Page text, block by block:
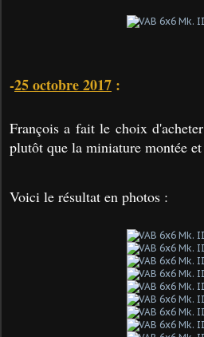
-25 octobre 2017 :
François a fait le choix
plutôt que la miniature montée
Voici le résultat en photos :